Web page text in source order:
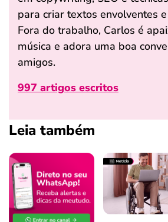
para criar textos envolventes
Fora do trabalho, Carlos é
música e adora uma boa
amigos.
997 artigos escritos
Leia também